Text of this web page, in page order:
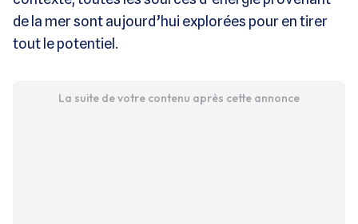
de la mer sont aujourd’hui explorées pour en tirer
tout le potentiel.
La suite de votre contenu après cette annonce